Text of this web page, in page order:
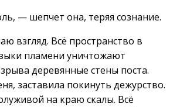
— шепчет она, теряя сознание.
взгляд. Всё пространство в
пламени уничтожают
деревянные стены поста.
заставила покинуть дежурство.
на краю скалы. Всё